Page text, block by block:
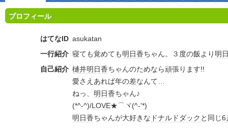
プロフィール
はてなID asukatan
一行紹介 寝ても覚めても明日香ちゃん。３度の飯より 明
自己紹介 樋井明日香ちゃんのためなら頑張ります!!
愛さえあれば年の差なんて…
ねっ、 明日香ちゃん♪
(*^-^)/LOVE★⌒ヾ(^-'*)
明日香ちゃんが大好きな ドナルドダック と同じ6